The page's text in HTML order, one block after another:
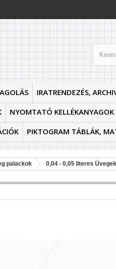
IRATRENDEZÉS,
NYOMTATÓ KELLÉKANYAGOK
PIKTOGRAM TÁBLÁK,
palackok 0,04 - 0,05 literes Üvegek